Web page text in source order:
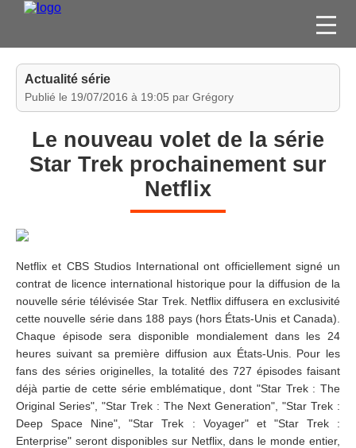
FILMS
JEUX VIDÉO
CONCOURS
MEMBRE
Actualité série
Publié le 19/07/2016 à 19:05 par Grégory
Le nouveau volet de la série
Star Trek prochainement sur
Netflix
Netflix et CBS Studios International ont officiellement signé un
contrat de licence international historique pour la diffusion de la
nouvelle série télévisée Star Trek. Netflix diffusera en exclusivité
cette nouvelle série dans 188 pays (hors États-Unis et Canada).
Chaque épisode sera disponible mondialement dans les 24
heures suivant sa première diffusion aux États-Unis. Pour les
fans des séries originelles, la totalité des 727 épisodes faisant
déjà partie de cette série emblématique, dont "Star Trek : The
Original Series", "Star Trek : The Next Generation", "Star Trek :
Deep Space Nine", "Star Trek : Voyager" et "Star Trek :
Enterprise" seront disponibles sur Netflix, dans le monde entier,